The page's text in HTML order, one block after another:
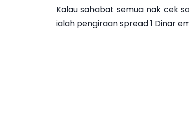
Kalau sahabat semua nak cek
ialah pengiraan spread 1 Dinar